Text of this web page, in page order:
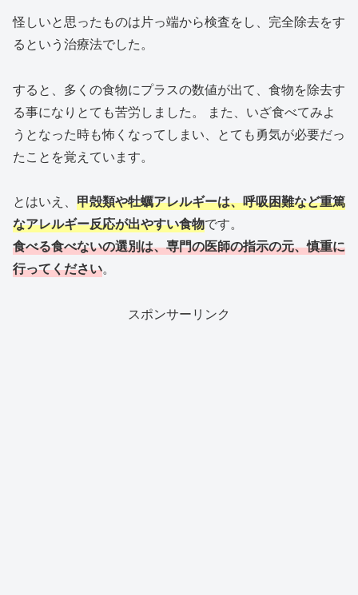
怪しいと思ったものは片っ端から検査をし、完全除去をす
るという治療法でした。
すると、多くの食物にプラスの数値が出て、食物を除去す
る事になりとても苦労しました。 また、いざ食べてみよ
うとなった時も怖くなってしまい、とても勇気が必要だっ
たことを覚えています。
とはいえ、 甲殻類や牡蠣アレルギーは、呼吸困難など重篤
なアレルギー反応が出やすい食物です。
食べる食べないの選別は、専門の医師の指示の元、慎重に
行ってください。
スポンサーリンク